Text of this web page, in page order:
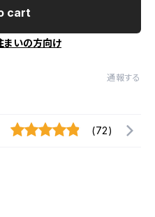
cart
まいの方向け
通報する
(72)